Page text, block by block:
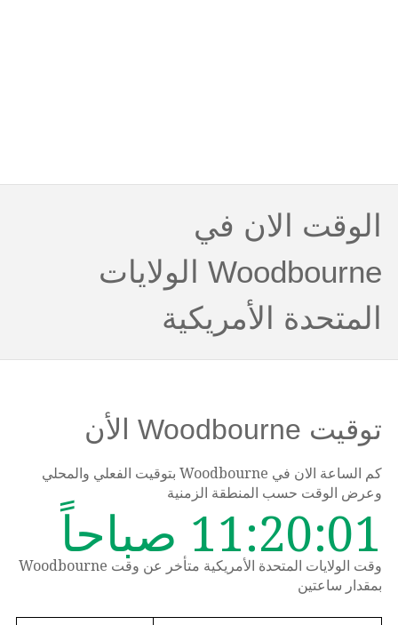
الوقت الان في
Woodbourne الولايات
المتحدة الأمريكية
توقيت Woodbourne الأن
كم الساعة الان في Woodbourne بتوقيت الفعلي والمحلي
وعرض الوقت حسب المنطقة الزمنية
11:20:01 صباحاً
وقت الولايات المتحدة الأمريكية متأخر عن وقت Woodbourne
بمقدار ساعتين